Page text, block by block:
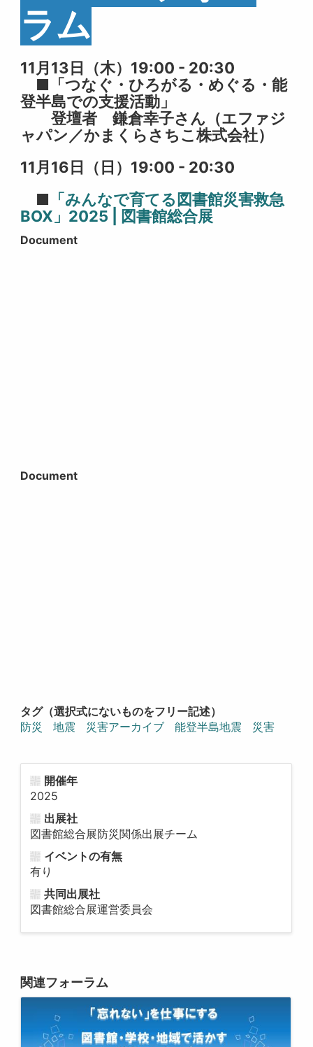
ラム
11月13日（木）19:00 - 20:30
■「つなぐ・ひろがる・めぐる・能
登半島での支援活動」
登壇者 鎌倉幸子さん（エファジ
ャパン／かまくらさちこ株式会社）
11月16日（日）19:00 - 20:30
■ 「みんなで育てる図書館災害救急
BOX」2025 | 図書館総合展
Document
Document
タグ（選択式にないものをフリー記述）
防災
地震 災害アーカイブ 能登半島地震 災害
開催年
2025
出展社
図書館総合展防災関係出展チーム
イベントの有無
有り
共同出展社
図書館総合展運営委員会
関連フォーラム